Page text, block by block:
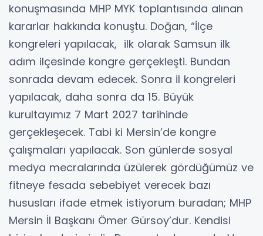
konuşmasında MHP MYK toplantısında alınan
kararlar hakkında konuştu. Doğan, “İlçe
kongreleri yapılacak, ilk olarak Samsun ilk
adım ilçesinde kongre gerçekleşti. Bundan
sonrada devam edecek. Sonra il kongreleri
yapılacak, daha sonra da 15. Büyük
kurultayımız 7 Mart 2027 tarihinde
gerçekleşecek. Tabi ki Mersin’de kongre
çalışmaları yapılacak. Son günlerde sosyal
medya mecralarında üzülerek gördüğümüz ve
fitneye fesada sebebiyet verecek bazı
hususları ifade etmek istiyorum buradan; MHP
Mersin İl Başkanı Ömer Gürsoy’dur. Kendisi